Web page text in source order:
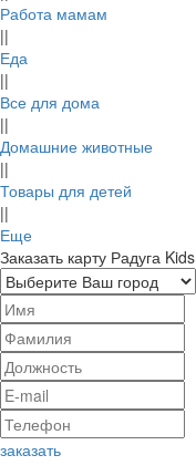
кинотеатр
150р.
cashback
5%
Работа мамам
||
Еда
||
Все для дома
||
Домашние животные
||
Товары для детей
||
Еще
Заказать карту Радуга Kids
заказать